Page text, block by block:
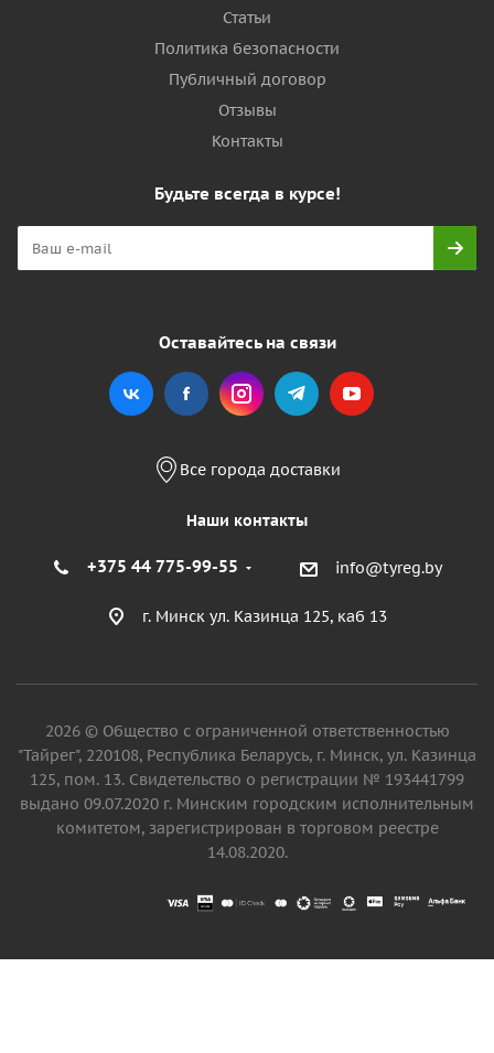
Статьи
Политика безопасности
Публичный договор
Отзывы
Контакты
Будьте всегда в курсе!
Оставайтесь на связи
Все города доставки
Наши контакты
+375 44 775-99-55 info@tyreg.by
г. Минск ул. Казинца 125, каб 13
2026 © Общество с ограниченной ответственностью
"Тайрег", 220108, Республика Беларусь, г. Минск, ул. Казинца
125, пом. 13. Свидетельство о регистрации № 193441799
выдано 09.07.2020 г. Минским городским исполнительным
комитетом, зарегистрирован в торговом реестре
14.08.2020.